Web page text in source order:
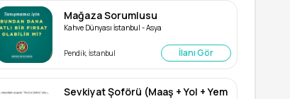
Mağaza Sorumlusu
Kahve Dünyası İstanbul - Asya
Pendik, İstanbul İlanı Gör
Sevkiyat Şoförü (Maaş + Yol + Yem